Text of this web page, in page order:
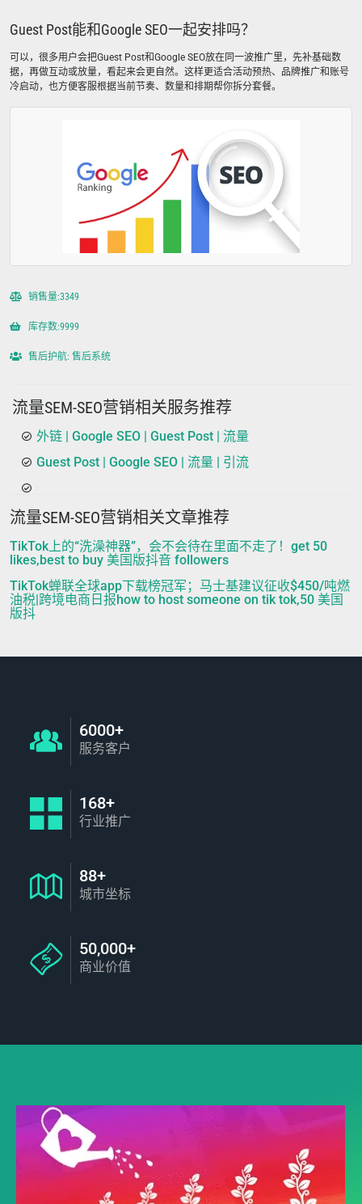
Guest Post能和Google SEO一起安排吗？
可以，很多用户会把Guest Post和Google SEO放在同一波推广里，先补基础数
据，再做互动或放量，看起来会更自然。这样更适合活动预热、品牌推广和账号
冷启动，也方便客服根据当前节奏、数量和排期帮你拆分套餐。
销售量:3349
库存数:9999
售后护航: 售后系统
流量SEM-SEO营销相关服务推荐
外链 | Google SEO | Guest Post | 流量
Guest Post | Google SEO | 流量 | 引流
流量SEM-SEO营销相关文章推荐
TikTok上的“洗澡神器”，会不会待在里面不走了！get 50
likes,best to buy 美国版抖音 followers
TikTok蝉联全球app下载榜冠军；马士基建议征收$450/吨燃
油税|跨境电商日报how to host someone on tik tok,50 美国
版抖
6000+
服务客户
168+
行业推广
88+
城市坐标
50,000+
商业价值